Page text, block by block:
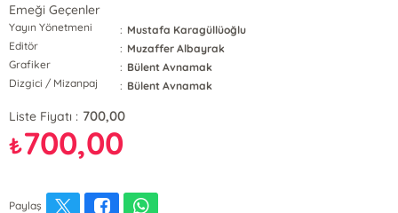
Emeği Geçenler
Yayın Yönetmeni : Mustafa Karagüllüoğlu
Editör
: Muzaffer Albayrak
Grafiker
: Bülent Avnamak
Dizgici / Mizanpaj
: Bülent Avnamak
Liste Fiyatı : 700,00
₺700,00
Paylaş